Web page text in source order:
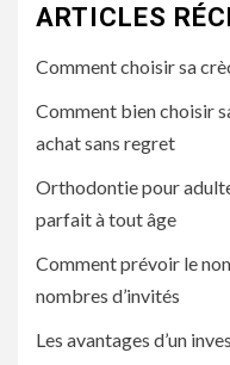
ARTICLES
Comment choisir sa
Comment bien choisir
achat sans regret
Orthodontie pour
parfait à tout âge
Comment prévoir le
nombres d’invités
Les avantages d’un